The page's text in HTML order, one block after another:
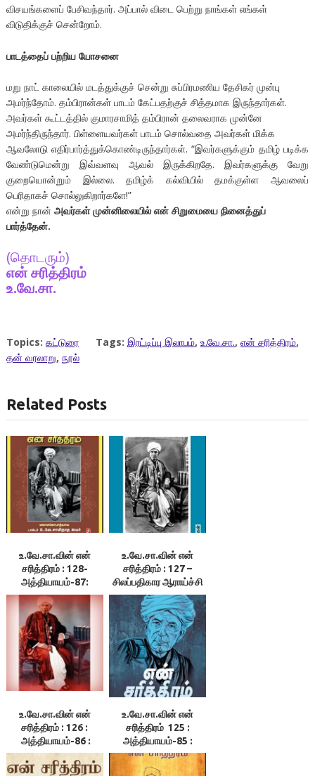
விசயங்களைப் பேசிவந்தார். அப்பால் விடை பெற்று நாங்கள் எங்கள்
விடுதிக்குச் சென்றோம்.
பாடத்தைப் பற்றிய யோசனை
மறு நாட் காலையில் மடத்துக்குச் சென்று சுப்பிரமணிய தேசிகர் முன்பு
அமர்ந்தோம். தம்பிரான்கள் பாடம் கேட்பதற்குச் சித்தமாக இருந்தார்கள்.
அவர்கள் கூட்டத்தில் குமாரசாமித் தம்பிரான் தலைவராக முன்னே
அமர்ந்திருந்தார். பிள்ளையவர்கள் பாடம் சொல்வதை அவர்கள் மிக்க
ஆவலோடு எதிர்பார்த்துக்கொண்டிருந்தார்கள். “இவர்களுக்கும் தமிழ் படிக்க
வேண்டுமென்று இவ்வளவு ஆவல் இருக்கிறதே. இவர்களுக்கு வேறு
குறையொன்றும் இல்லை. தமிழ்க் கல்வியில் தமக்குள்ள ஆவலைப்
பெரிதாகச் சொல்லுகிறார்களே!”
என்று நான் அவர்கள் முன்னிலையில் என் சிறுமையை நினைத்துப்
பார்த்தேன்.
(தொடரும்)
என் சரித்திரம்
உ.வே.சா.
Topics: கட்டுரை Tags: இரட்டிப்பு இலாபம், உ.வே.சா., என் சரித்திரம்,
தன் வரலாறு, நூல்
Related Posts
உ.வே.சா.வின் என்
சரித்திரம் : 128-
அத்தியாயம்-87:
கவலையற்ற வாழ்க்கை
உ.வே.சா.வின் என்
சரித்திரம் : 127 –
சிலப்பதிகார ஆராய்ச்சி
உ.வே.சா.வின் என்
சரித்திரம் : 126 :
அத்தியாயம்-86 :
விடுமுறை நிகழ்ச்சிகள்
உ.வே.சா.வின் என்
சரித்திரம் 125 :
அத்தியாயம்-85 :
கோபால ராவின்
கருணை